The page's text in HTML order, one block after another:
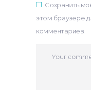
Сохранить
этом браузере
комментариев.